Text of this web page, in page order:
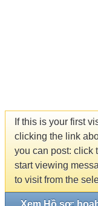
If this is your first
clicking the link
you can post: click
start viewing
to visit from the
Xem Hồ sơ: